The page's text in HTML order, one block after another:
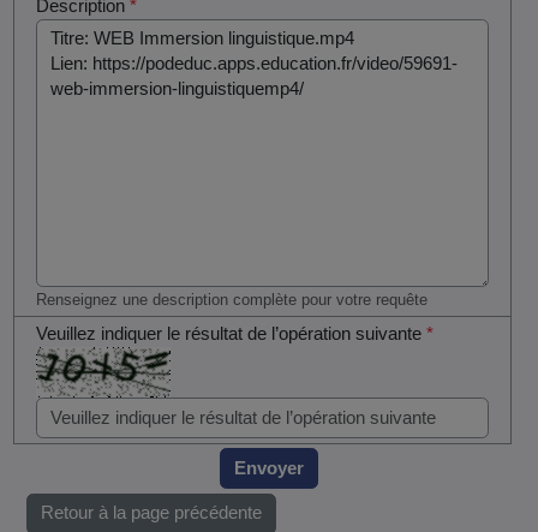
Description*
Renseignez une description complète pour votre requête
Veuillez indiquer le résultat de l’opération suivante*
Envoyer
Retour à la page précédente